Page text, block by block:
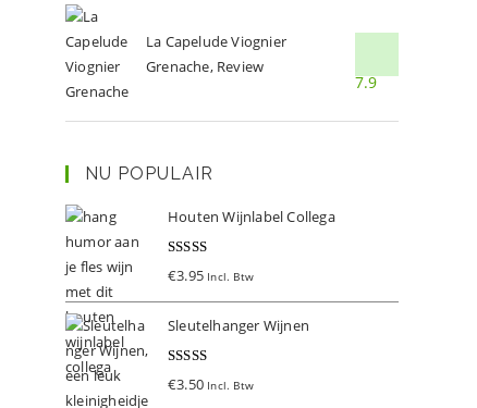
La Capelude Viognier
Grenache, Review
7.9
NU POPULAIR
Houten Wijnlabel Collega
Gewaardeer
€3.95 Incl. Btw
Sleutelhanger Wijnen
Gewaardeer
€3.50 Incl. Btw